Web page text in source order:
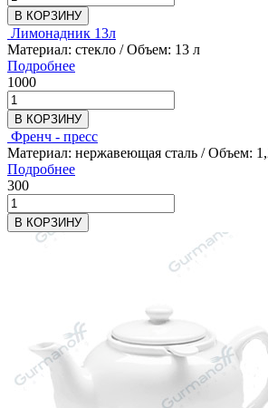
В КОРЗИНУ
Лимонадник 13л
Материал: стекло / Объем: 13 л
Подробнее
1000
В КОРЗИНУ
Френч - пресс
Материал: нержавеющая сталь / Объем:
Подробнее
300
В КОРЗИНУ